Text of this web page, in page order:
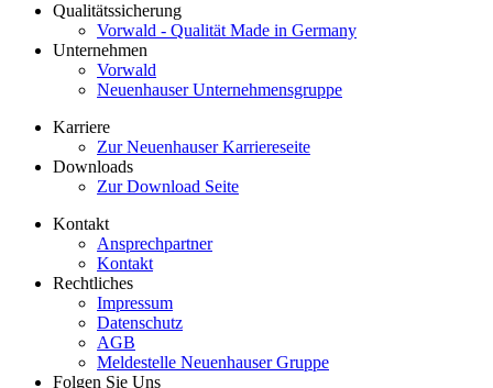
Qualitätssicherung
Vorwald - Qualität Made in Germany
Unternehmen
Vorwald
Neuenhauser Unternehmensgruppe
Karriere
Zur Neuenhauser Karriereseite
Downloads
Zur Download Seite
Kontakt
Ansprechpartner
Kontakt
Rechtliches
Impressum
Datenschutz
AGB
Meldestelle Neuenhauser Gruppe
Folgen Sie Uns